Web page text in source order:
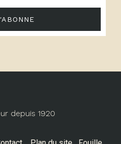
depuis 1920